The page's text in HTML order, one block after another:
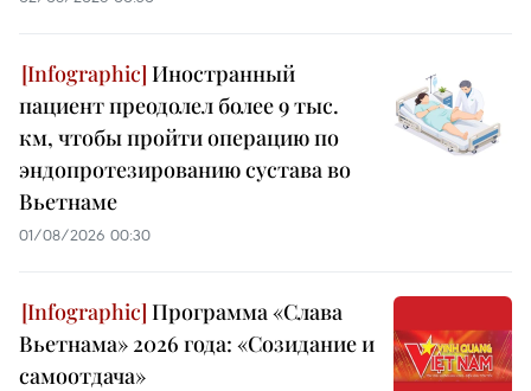
Иностранный
пациент преодолел более 9 тыс.
км, чтобы пройти операцию по
эндопротезированию сустава во
Вьетнаме
01/08/2026 00:30
Программа «Слава
Вьетнама» 2026 года: «Созидание и
самоотдача»